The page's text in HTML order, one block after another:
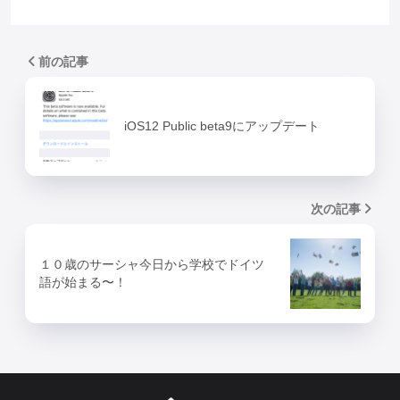
前の記事
iOS12 Public beta9にアップデート
次の記事
１０歳のサーシャ今日から学校でドイツ
語が始まる〜！